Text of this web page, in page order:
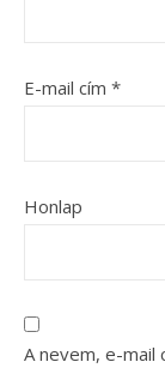
E-mail cím *
Honlap
A nevem, e-mail